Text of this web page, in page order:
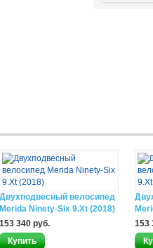
Двухподвесный велосипед
Merida Ninety-Six 9.Xt (2018)
153 340 руб.
153